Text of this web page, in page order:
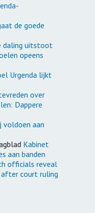
de goede
daling uitstoot
opeens
Urgenda lijkt
over
Dappere
voldoen aan
Kabinet
aan banden
officials reveal
court ruling